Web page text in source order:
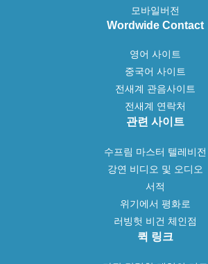
모바일버전
Wordwide Contact
영어 사이트
중국어 사이트
전새계 관음사이트
전새계 연락처
관련 사이트
수프림 마스터 텔레비전
강연 비디오 및 오디오
서적
위기에서 평화로
러빙헛 비건 체인점
퀵 링크